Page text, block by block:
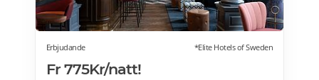
Erbjudande *Elite Hotels of Sweden
Fr 775Kr/natt!